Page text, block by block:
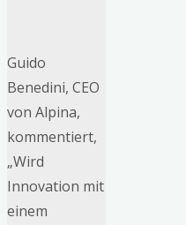
Guido
Benedini, CEO
von Alpina,
kommentiert,
„Wird
Innovation mit
einem